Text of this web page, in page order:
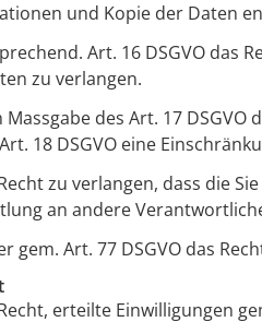
und Kopie der Daten
Art. 16 DSGVO das
zu verlangen.
Massgabe des Art. 17
18 DSGVO eine
zu verlangen, dass die
an andere
gem. Art. 77 DSGVO das
erteilte Einwilligungen